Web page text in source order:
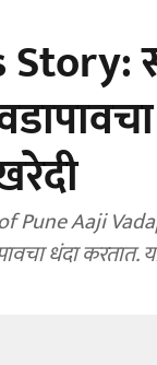
Story:
Pune Aaji
धंदा करतात.